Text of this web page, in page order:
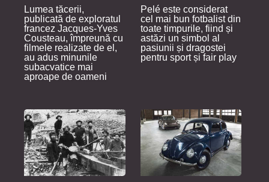
Lumea tăcerii,
publicată de exploratul
francez Jacques-Yves
Cousteau, împreună cu
filmele realizate de el,
au adus minunile
subacvatice mai
aproape de oameni
Pelé este considerat
cel mai bun fotbalist din
toate timpurile, fiind și
astăzi un simbol al
pasiunii și dragostei
pentru sport și fair play